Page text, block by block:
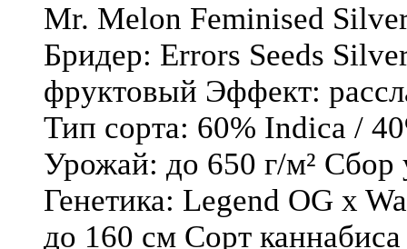
Mr. Melon Feminised
Бридер: Errors Seeds
фруктовый Эффект:
Тип сорта: 60% Indica /
Урожай: до 650 г/м² Сбор
Генетика: Legend OG x
до 160 см Сорт